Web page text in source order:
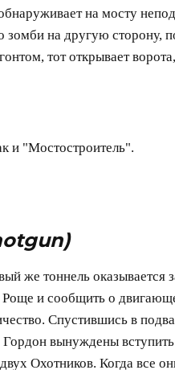
на мосту
на другую сторону,
тот открывает
и "Мостостроитель".
же тоннель оказывается
и сообщить о
Спустившись в
вынуждены
Охотников. Когда все